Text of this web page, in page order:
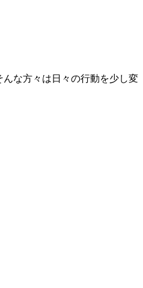
な方々は日々の行動を少し変